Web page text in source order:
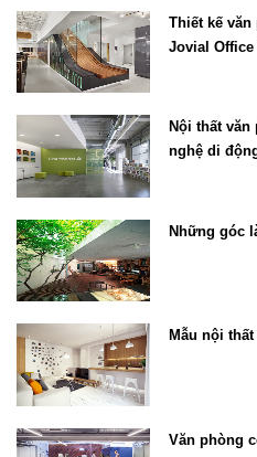
Thiết kế
Jovial
Nội thất
nghệ di
Những góc
Mẫu nội
Văn phòng